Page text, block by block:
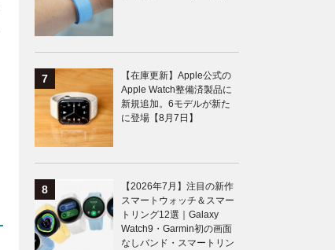
【在庫更新】Apple公式の
Apple Watch整備済製品に
新規追加。6モデルが新た
に登場【8月7日】
【2026年7月】注目の新作
スマートウォッチ＆スマー
トリング12選｜Galaxy
Watch9・Garmin初の画面
なしバンド・スマートリン